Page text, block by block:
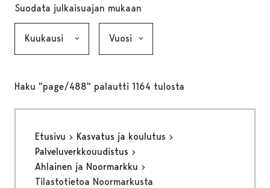
Suodata julkaisuajan mukaan
Haku "page/488" palautti 1164 tulosta
Etusivu
Kasvatus ja koulutus
Palveluverkkouudistus
Ahlainen ja Noormarkku
Tilastotietoa Noormarkusta